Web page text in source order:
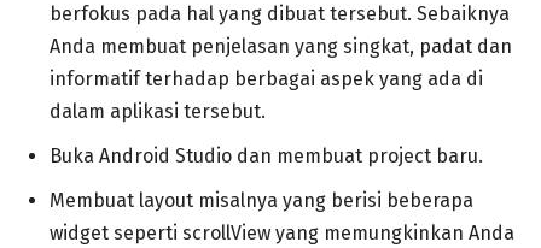
berfokus pada hal yang dibuat tersebut. Sebaiknya
Anda membuat penjelasan yang singkat, padat dan
informatif terhadap berbagai aspek yang ada di
dalam aplikasi tersebut.
Buka Android Studio dan membuat project baru.
Membuat layout misalnya yang berisi beberapa
widget seperti scrollView yang memungkinkan Anda